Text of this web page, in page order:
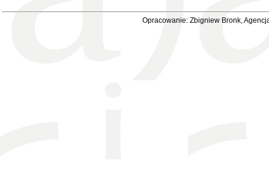
Opracowanie: Zbigniew Bronk,